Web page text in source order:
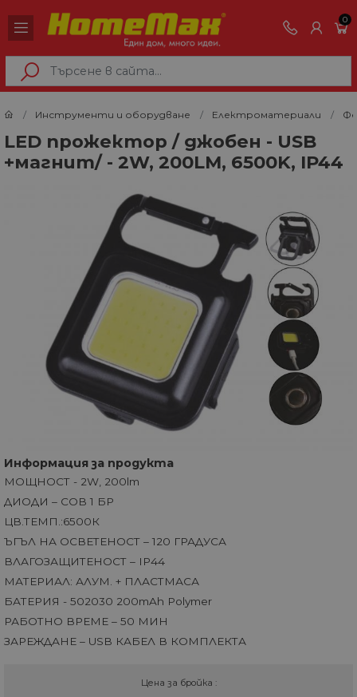
0
Инструменти и оборудване Електроматериали
LED прожектор / джобен - USB
+магнит/ - 2W, 200LM, 6500K, IP44
Информация за продукта
МОЩНОСТ - 2W, 200lm
ДИОДИ – COB 1 БР
ЦВ.ТЕМП.:6500К
ЪГЪЛ НА ОСВЕТЕНОСТ – 120 ГРАДУСА
ВЛАГОЗАЩИТЕНОСТ – IP44
МАТЕРИАЛ: АЛУМ. + ПЛАСТМАСА
БАТЕРИЯ - 502030 200mAh Polymer
РАБОТНО ВРЕМЕ – 50 МИН
ЗАРЕЖДАНЕ – USB КАБЕЛ В КОМПЛЕКТА
Цена за бройка :